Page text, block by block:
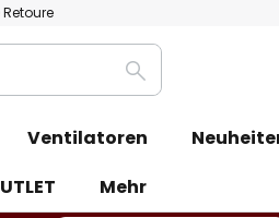
Suche
Ventilatoren
Mehr